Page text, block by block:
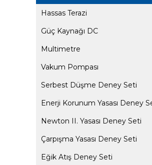
Hassas Terazi
Güç Kaynağı DC
Multimetre
Vakum Pompası
Serbest Düşme Deney Seti
Enerji Korunum Yasası Deney
Newton II. Yasası Deney Seti
Çarpışma Yasası Deney Seti
Eğik Atış Deney Seti